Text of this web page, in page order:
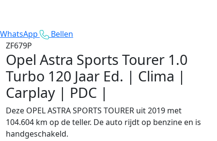
WhatsApp
Bellen
ZF679P
Opel Astra Sports Tourer 1.0
Turbo 120 Jaar Ed. | Clima |
Carplay | PDC |
Deze OPEL ASTRA SPORTS TOURER uit 2019 met
104.604 km op de teller. De auto rijdt op benzine en is
handgeschakeld.